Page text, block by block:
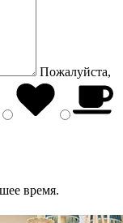
Пожалуйста,
время.